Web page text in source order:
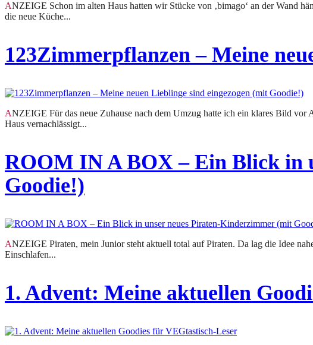
ANZEIGE Schon im alten Haus hatten wir Stücke von ‚bimago‘ an der Wand hängen. Damals in der Küche und zwar zwei handgemalte knallbunte Leinwände. Farblich hätten sie in
die neue Küche...
123Zimmerpflanzen – Meine
ANZEIGE Für das neue Zuhause nach dem Umzug hatte ich ein klares Bild vor Augen. Dieses war grün und beinhaltete Zimmerpflanzen. Irgendwie hatte ich das Thema im letzten
Haus vernachlässigt...
ROOM IN A BOX – Ein Blick in
Goodie!)
ANZEIGE Piraten, mein Junior steht aktuell total auf Piraten. Da lag die Idee nahe, ihm ein Piratenboot als Bett in sein neues Kinderzimmer zu bauen. Damit Mama sich zum
Einschlafen...
1. Advent: Meine aktuellen